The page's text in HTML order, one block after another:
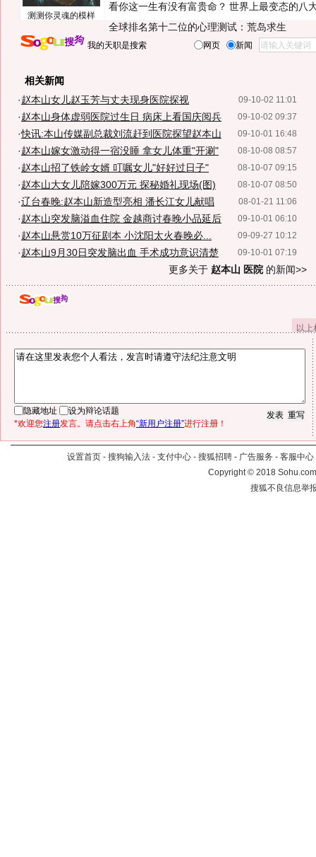
测测你灵魂的模样
看你这一生有没有富贵命？ 世界上最变态的八
全球排名第十二位的心理测试：荒岛求生
我的天职是搜索 网页 新闻
相关新闻
09-10-02 11:01
·赵本山女儿赵玉芳与丈夫现身医院探视
09-10-02 09:37
·赵本山身体虚弱医院过生日 病床上看国庆阅兵
09-10-01 16:48
·快讯:本山传媒副总裁刘流赶到医院探望赵本山
08-10-08 08:57
·赵本山嫁女激动得一宿没睡 拿女儿体重"开涮"
08-10-07 09:15
·赵本山招了铁岭女婿 叮嘱女儿"好好过日子"
08-10-07 08:50
·赵本山大女儿陪嫁300万元 探秘婚礼现场(图)
08-01-21 11:06
·辽台春晚:赵本山新造型亮相 潘长江女儿献唱
09-10-01 06:10
·赵本山突发脑溢血住院 金越商讨春晚小品延后
09-09-27 10:12
·赵本山悬赏10万征剧本 小沈阳太火春晚必...
09-10-01 07:19
·赵本山9月30日突发脑出血 手术成功意识清楚
更多关于 赵本山 医院的新闻>>
以
隐藏地址
设为辩论话题
*欢迎您注册发言。请点击右上角“新用户注册”进行注册！
设置首页 - 搜狗输入法 - 支付中心 - 搜狐招聘 - 广告服务 - 客服中心
Copyright©2018
搜狐不良信息举